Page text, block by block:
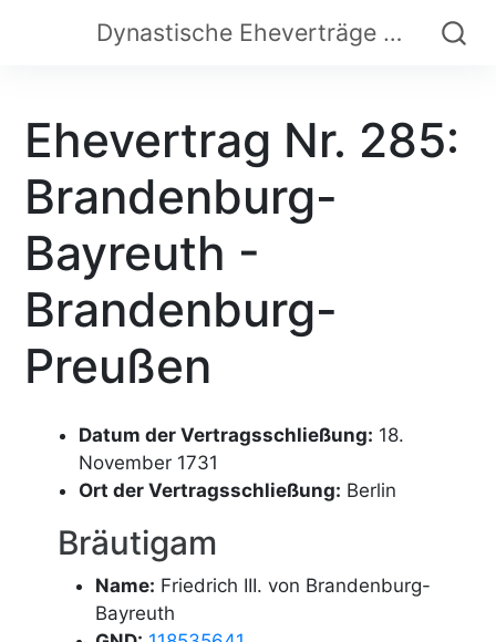
Dynastische Eheverträge der Frühen Neuzeit
Ehevertrag Nr. 285:
Brandenburg-
Bayreuth -
Brandenburg-
Preußen
Datum der Vertragsschließung: 18.
November 1731
Ort der Vertragsschließung: Berlin
Bräutigam
Name: Friedrich III. von Brandenburg-
Bayreuth